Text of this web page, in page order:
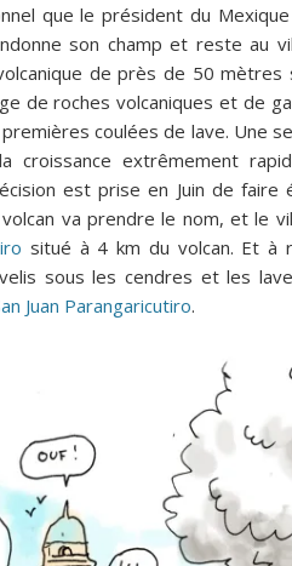
que le président du
son champ et reste au
de près de 50
de roches volcaniques et de
coulées de lave. Une
croissance extrêmement
est prise en Juin de faire
va prendre le nom, et le
situé à 4 km du volcan. Et à
sous les cendres et les
Juan Parangaricutiro.